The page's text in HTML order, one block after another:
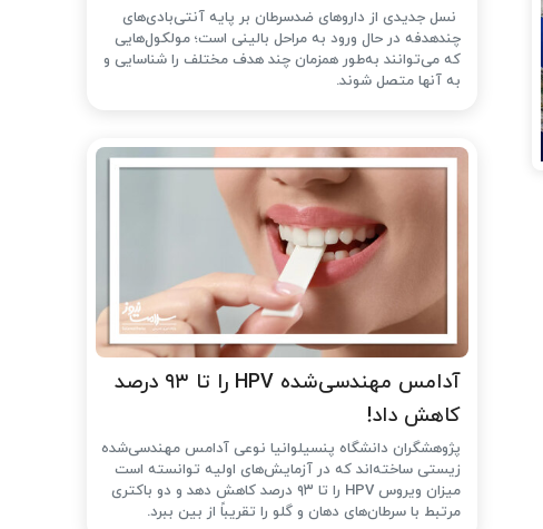
نسل جدیدی از داروهای ضدسرطان بر پایه آنتی‌بادی‌های
چندهدفه در حال ورود به مراحل بالینی است؛ مولکول‌هایی
که می‌توانند به‌طور همزمان چند هدف مختلف را شناسایی و
به آنها متصل شوند.
آدامس مهندسی‌شده‌ HPV را تا ۹۳ درصد
کاهش داد!
پژوهشگران دانشگاه پنسیلوانیا نوعی آدامس مهندسی‌شده
زیستی ساخته‌اند که در آزمایش‌های اولیه توانسته است
میزان ویروس HPV را تا ۹۳ درصد کاهش دهد و دو باکتری
مرتبط با سرطان‌های دهان و گلو را تقریباً از بین ببرد.